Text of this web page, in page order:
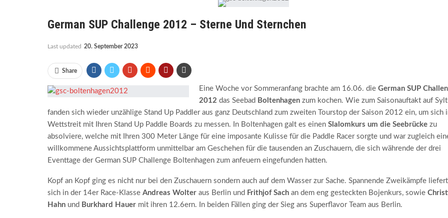
German SUP Challenge 2012 – Sterne Und Sternchen
Last updated 20. September 2023
Share
Eine Woche vor Sommeranfang brachte am 16.06. die German SUP
2012 das Seebad Boltenhagenzum kochen. Wie zum Saisonauftakt auf Sylt
fanden sich wieder unzählige Stand Up Paddler aus ganz Deutschland zum zweiten Tourstop der Saison 2012 ein, um sich
Wettstreit mit Ihren Stand Up Paddle Boards zu messen. In Boltenhagen galt es einen Slalomkurs um die Seebrückezu
absolviere, welche mit Ihren 300 Meter Länge für eine imposante Kulisse für die Paddle Racer sorgte und war zugleich
willkommene Aussichtsplattform unmittelbar am Geschehen für die tausenden an Zuschauern, die sich währende der drei
Eventtage der German SUP Challenge Boltenhagen zum anfeuern eingefunden hatten.
Kopf an Kopf ging es nicht nur bei den Zuschauern sondern auch auf dem Wasser zur Sache. Spannende Zweikämpfe
sich in der 14er Race-Klasse Andreas Wolteraus Berlin und Frithjof Sachan dem eng gesteckten Bojenkurs, sowie
Hahnund Burkhard Hauermit ihren 12.6ern. In beiden Fällen ging der Sieg ans Superflavor Team aus Berlin.